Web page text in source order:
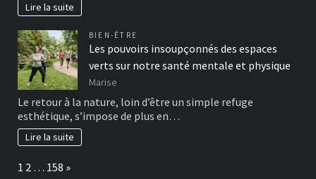
Lire la suite
BIEN-ÊTRE
Les pouvoirs insoupçonnés des espaces
verts sur notre santé mentale et physique
Marise
Le retour à la nature, loin d’être un simple refuge
esthétique, s’impose de plus en…
Lire la suite
Page:
1 2 … 158 Next
»